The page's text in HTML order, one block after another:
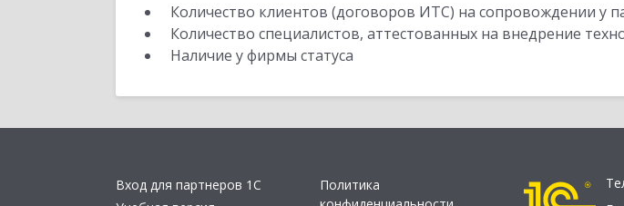
Количество клиентов (договоров ИТС) на сопровождении у
Количество специалистов, аттестованных на внедрение
Наличие у фирмы статуса
Вход для партнеров 1С
Политика